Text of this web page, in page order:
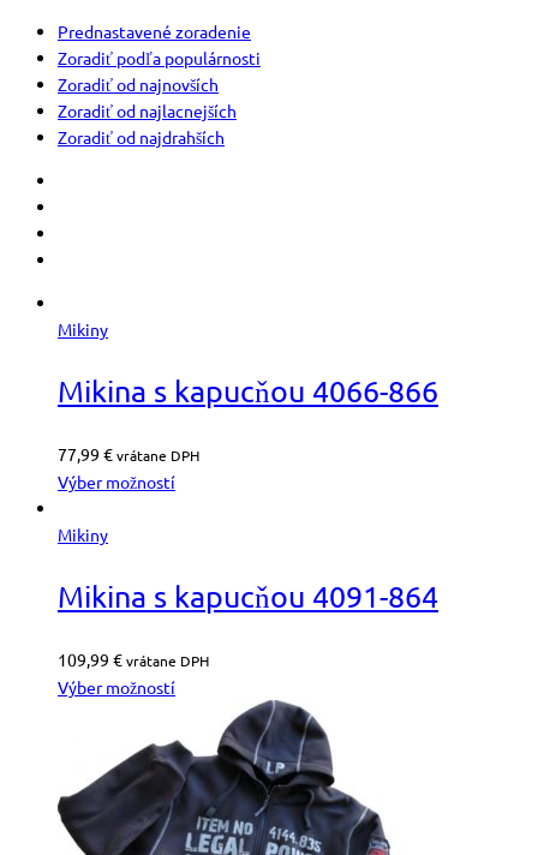
Prednastavené zoradenie
Zoradiť podľa populárnosti
Zoradiť od najnovších
Zoradiť od najlacnejších
Zoradiť od najdrahších
Mikiny
Mikina s kapucňou 4066-866
77,99 €vrátane DPH
Výber možností
Mikiny
Mikina s kapucňou 4091-864
109,99 €vrátane DPH
Výber možností